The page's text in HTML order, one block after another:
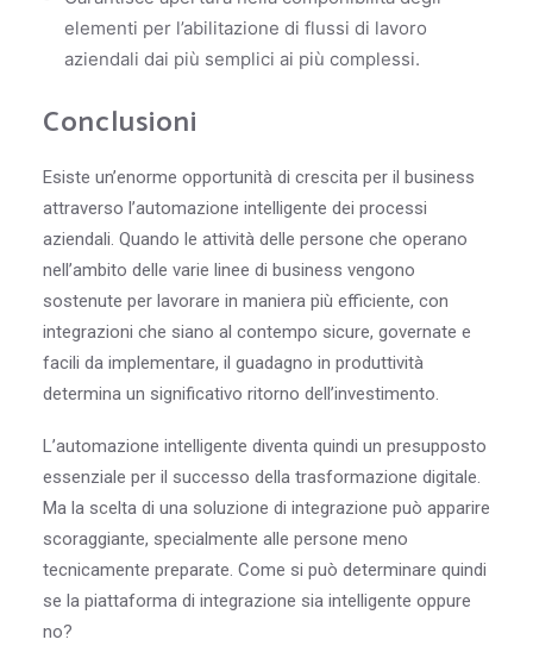
elementi per l’abilitazione di flussi di lavoro
aziendali dai più semplici ai più complessi.
Conclusioni
Esiste un’enorme opportunità di crescita per il business
attraverso l’automazione intelligente dei processi
aziendali. Quando le attività delle persone che operano
nell’ambito delle varie linee di business vengono
sostenute per lavorare in maniera più efficiente, con
integrazioni che siano al contempo sicure, governate e
facili da implementare, il guadagno in produttività
determina un significativo ritorno dell’investimento.
L’automazione intelligente diventa quindi un presupposto
essenziale per il successo della trasformazione digitale.
Ma la scelta di una soluzione di integrazione può apparire
scoraggiante, specialmente alle persone meno
tecnicamente preparate. Come si può determinare quindi
se la piattaforma di integrazione sia intelligente oppure
no?